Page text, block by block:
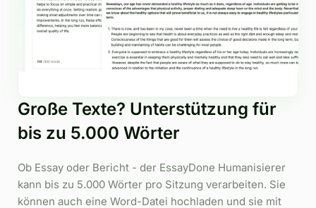
Große Texte? Unterstützung für
bis zu 5.000 Wörter
Ob Essay oder Bericht - der EssayDone Humanisierer
kann bis zu 5.000 Wörter pro Sitzung verarbeiten. Sie
können auch eine Word-Datei hochladen und sie mit